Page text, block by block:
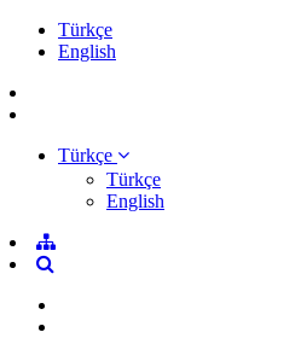
Türkçe
English
Türkçe
Türkçe
English